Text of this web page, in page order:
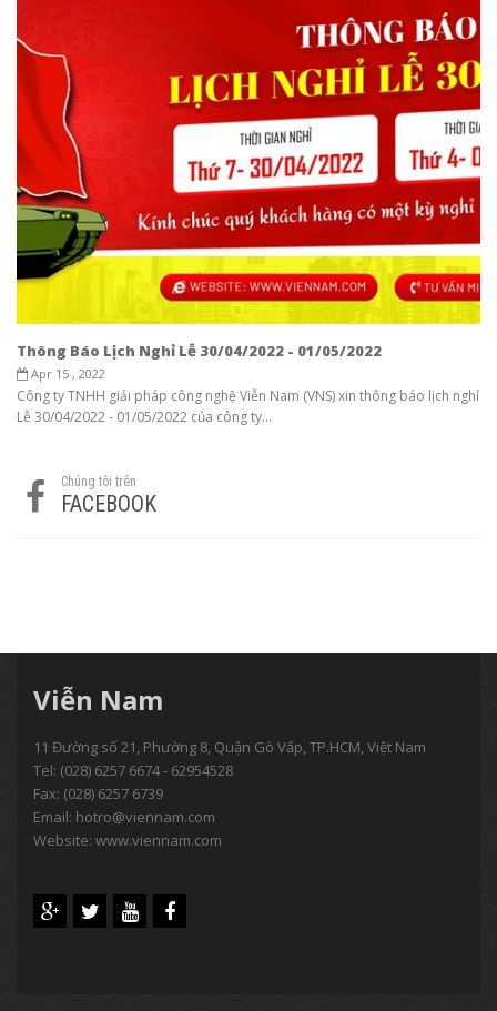
Thông Báo Lịch Nghỉ Lễ 30/04/2022 - 01/05/2022
Apr 15 , 2022
Công ty TNHH giải pháp công nghệ Viễn Nam (VNS) xin thông báo lịch nghỉ
Lễ 30/04/2022 - 01/05/2022 của công ty...
Chúng tôi trên
FACEBOOK
Viễn Nam
11 Đường số 21, Phường 8, Quận Gò Vấp, TP.HCM, Việt Nam
Tel: (028) 6257 6674 - 62954528
Fax: (028) 6257 6739
Email: hotro@viennam.com
Website: www.viennam.com